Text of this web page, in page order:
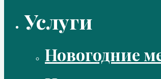
Услуги
Новогодние